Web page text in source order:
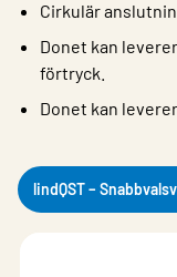
Cirkulär
Donet kan
förtryck.
Donet kan
lindQST –